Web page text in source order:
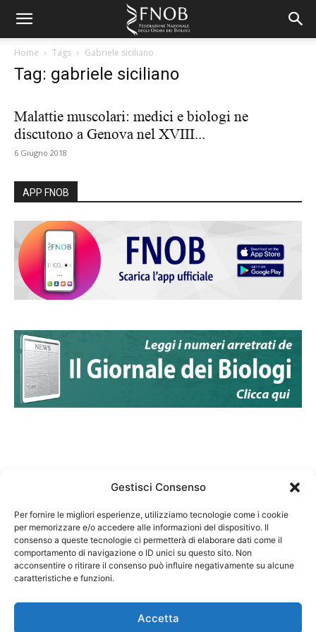
Gestisci Consenso
Per fornire le migliori esperienze, utilizziamo tecnologie come i cookie
per memorizzare e/o accedere alle informazioni del dispositivo. Il
consenso a queste tecnologie ci permetterà di elaborare dati come il
comportamento di navigazione o ID unici su questo sito. Non
acconsentire o ritirare il consenso può influire negativamente su alcune
caratteristiche e funzioni.
Accetta
Home Tags Gabriele siciliano
Tag: gabriele siciliano
Malattie muscolari: medici e biologi ne
discutono a Genova nel XVIII...
6 Giugno 2018
APP FNOB
Federazione Nazionale Degli Ordini dei Biologi:
codice fiscale 80069130583
Responsabile sito internet www.fnob.it: Vincenzo